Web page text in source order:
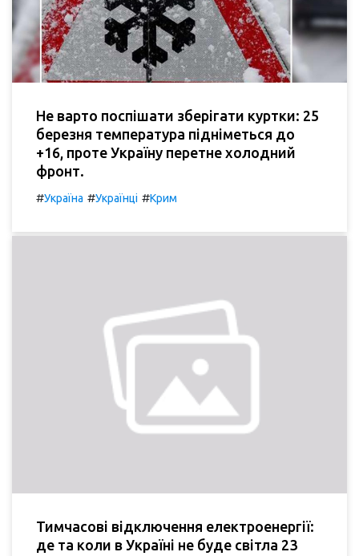
Не варто поспішати зберігати куртки: 25
березня температура підніметься до
+16, проте Україну перетне холодний
фронт.
#Україна #Українці #Крим
Тимчасові відключення електроенергії:
де та коли в Україні не буде світла 23